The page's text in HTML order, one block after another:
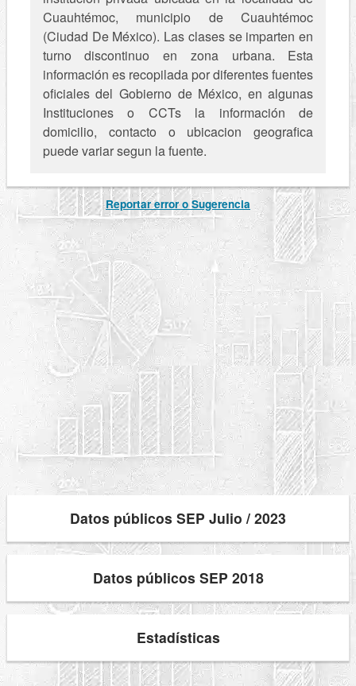
Cuauhtémoc, municipio de Cuauhtémoc
(Ciudad De México). Las clases se imparten en
turno discontinuo en zona urbana. Esta
información es recopilada por diferentes fuentes
oficiales del Gobierno de México, en algunas
Instituciones o CCTs la información de
domicilio, contacto o ubicacion geografica
puede variar segun la fuente.
Reportar error o Sugerencia
Datos públicos SEP Julio / 2023
Datos públicos SEP 2018
Estadísticas